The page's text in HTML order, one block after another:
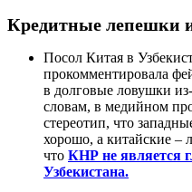
Кредитные лепешки
Посол Китая в
прокомментировала
в долговые ловушки
словам, в медийном
стереотип, что
хорошо, а китайские –
что КНР не является
Узбекистана.